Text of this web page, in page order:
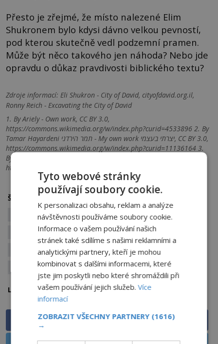
Přesto je zřejmé, že místo nalezené Elim
Shukronem bylo kdysi dávno velkou pevností,
pod kterou skutečně vedl podzemní pramen.
Může být něco takového jen náhoda? Nebo jde
opravdu o důkaz pravdivosti biblického textu?
Zdroje informací: Eli Shukron - City of David, cityofdavid.org.il,
Ronny Reich - Excavating the City of David
1. By Ariely - Own work, CC BY 3.0,
https://commons.wikimedia.org/w/index.php?curid=4533896 2. By
Tamar Hayardeni תמר הירדני - My own work יצרתי בעצמי, CC BY 3.0,
https://commons.wikimedia.org/w/index.php?curid=11136164 3.
By Omerm - Own work, CC BY-SA 4.0,
https://commons.wikimedia.org/w/index.php?curid=36378726
Štítky:
archeologické nálezy
archeologické objevy
archeologie
archeologové
Bible církev
David
katolická církev
nabozenstvi
pevnost
stavba
tajemná stavba
Lokalita: Izrael
Sdílet na Facebooku
Tyto webové stránky
používají soubory cookie.
K personalizaci obsahu, reklam a analýze
návštěvnosti používáme soubory cookie.
Informace o vašem používání našich
stránek také sdílíme s našimi reklamními a
analytickými partnery, kteří je mohou
kombinovat s dalšími informacemi, které
jste jim poskytli nebo které shromáždili při
vašem používání jejich služeb.Více
informací
ZOBRAZIT VŠECHNY PARTNERY (1616)
→